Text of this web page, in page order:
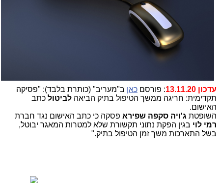
עדכון 13.11.20 : פורסם כאן ב"מעריב" (כותרת בלבד): "פסיקה
תקדימית: חריגה ממשך הטיפול בתיק הביאה לביטול כתב
האישום.
השופטת ג'ויה סקפה שפירא פסקה כי כתב האישום נגד חברת
רמי לוי בגין הפקת נתוני תקשורת שלא למטרות המאגר יבוטל,
בשל התארכות משך זמן הטיפול בתיק."